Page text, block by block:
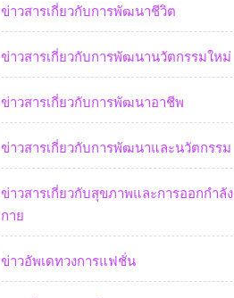
ข่าวสารเกี่ยวกับการพัฒนาชีวิต
ข่าวสารเกี่ยวกับการพัฒนานวัตกรรมใหม่
ข่าวสารเกี่ยวกับการพัฒนาอาชีพ
ข่าวสารเกี่ยวกับการพัฒนาและนวัตกรรม
ข่าวสารเกี่ยวกับสุขภาพและการออกกำลัง
กาย
ข่าวอัพเดทวงการแฟชั่น